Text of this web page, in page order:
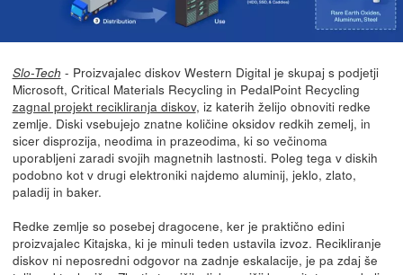
Slo-Tech - Proizvajalec diskov Western Digital je skupaj s podjetji
Microsoft, Critical Materials Recycling in PedalPoint Recycling
zagnal projekt recikliranja diskov, iz katerih želijo obnoviti redke
zemlje. Diski vsebujejo znatne količine oksidov redkih zemelj, in
sicer disprozija, neodima in prazeodima, ki so večinoma
uporabljeni zaradi svojih magnetnih lastnosti. Poleg tega v diskih
podobno kot v drugi elektroniki najdemo aluminij, jeklo, zlato,
paladij in baker.
Redke zemlje so posebej dragocene, ker je praktično edini
proizvajalec Kitajska, ki je minuli teden ustavila izvoz. Recikliranje
diskov ni neposredni odgovor na zadnje eskalacije, je pa zdaj še